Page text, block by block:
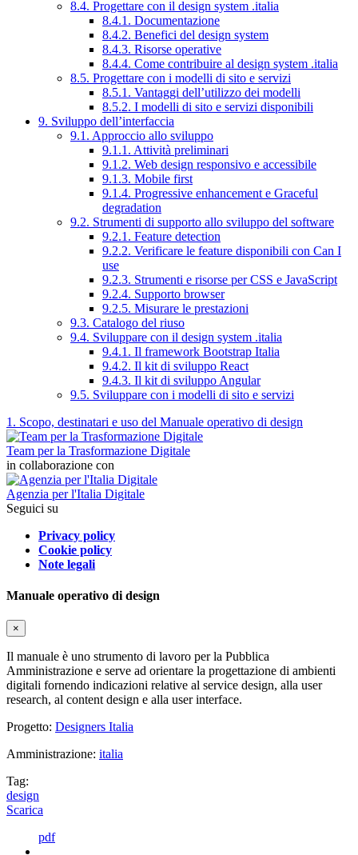
8.4. Progettare con il design system .italia
8.4.1. Documentazione
8.4.2. Benefici del design system
8.4.3. Risorse operative
8.4.4. Come contribuire al design system .italia
8.5. Progettare con i modelli di sito e servizi
8.5.1. Vantaggi dell’utilizzo dei modelli
8.5.2. I modelli di sito e servizi disponibili
9. Sviluppo dell’interfaccia
9.1. Approccio allo sviluppo
9.1.1. Attività preliminari
9.1.2. Web design responsivo e accessibile
9.1.3. Mobile first
9.1.4. Progressive enhancement e Graceful
degradation
9.2. Strumenti di supporto allo sviluppo del software
9.2.1. Feature detection
9.2.2. Verificare le feature disponibili con Can I
use
9.2.3. Strumenti e risorse per CSS e JavaScript
9.2.4. Supporto browser
9.2.5. Misurare le prestazioni
9.3. Catalogo del riuso
9.4. Sviluppare con il design system .italia
9.4.1. Il framework Bootstrap Italia
9.4.2. Il kit di sviluppo React
9.4.3. Il kit di sviluppo Angular
9.5. Sviluppare con i modelli di sito e servizi
1. Scopo, destinatari e uso del Manuale operativo di design
Team per la Trasformazione Digitale
in collaborazione con
Agenzia per l'Italia Digitale
Seguici su
Privacy policy
Cookie policy
Note legali
Manuale operativo di design
×
Il manuale è uno strumento di lavoro per la Pubblica
Amministrazione e serve ad orientare la progettazione di ambienti
digitali fornendo indicazioni relative al service design, alla user
research, al content design e alla user interface.
Progetto: Designers Italia
Amministrazione: italia
Tag:
design
Scarica
pdf